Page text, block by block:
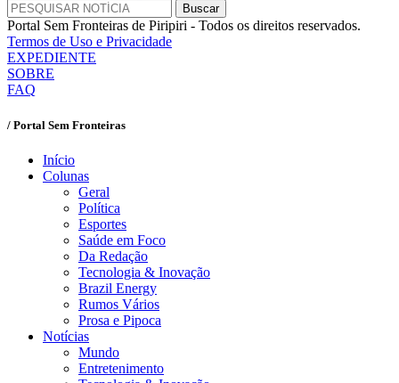
Portal Sem Fronteiras de Piripiri - Todos os direitos reservados.
Termos de Uso e Privacidade
EXPEDIENTE
SOBRE
FAQ
/ Portal Sem Fronteiras
Início
Colunas
Geral
Política
Esportes
Saúde em Foco
Da Redação
Tecnologia & Inovação
Brazil Energy
Rumos Vários
Prosa e Pipoca
Notícias
Mundo
Entretenimento